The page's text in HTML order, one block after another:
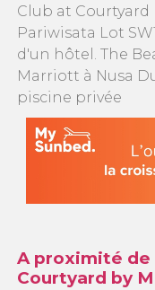
Club at Courtyard
Pariwisata Lot
d'un hôtel. The
Marriott à Nusa
piscine privée
A proximité de
Courtyard by